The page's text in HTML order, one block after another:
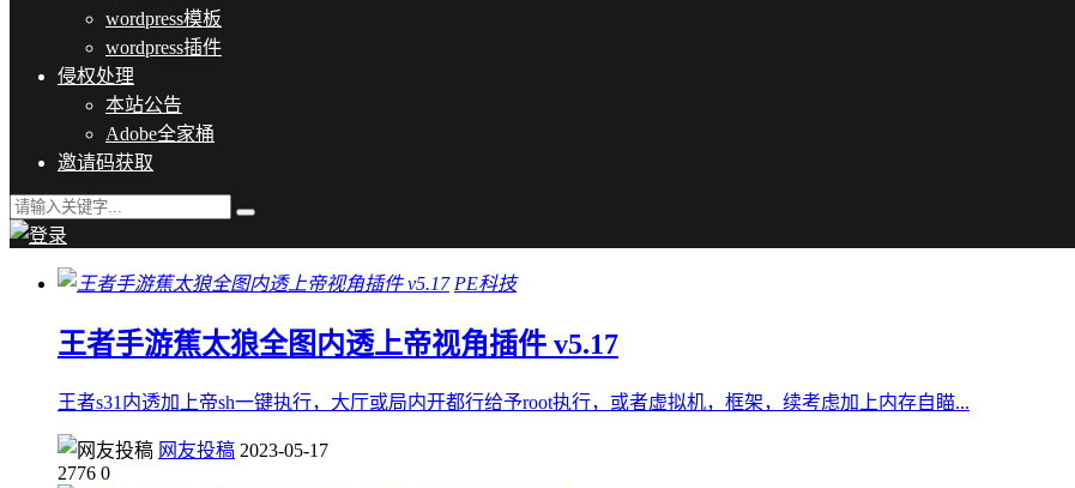
wordpress模板
wordpress插件
侵权处理
本站公告
Adobe全家桶
邀请码获取
PE科技
王者手游蕉太狼全图内透上帝视角插件 v5.17
王者s31内透加上帝sh一键执行，大厅或局内开都行给予root执行，或者虚拟机，框架，续考虑加上内存自瞄...
网友投稿 2023-05-17
2776 0